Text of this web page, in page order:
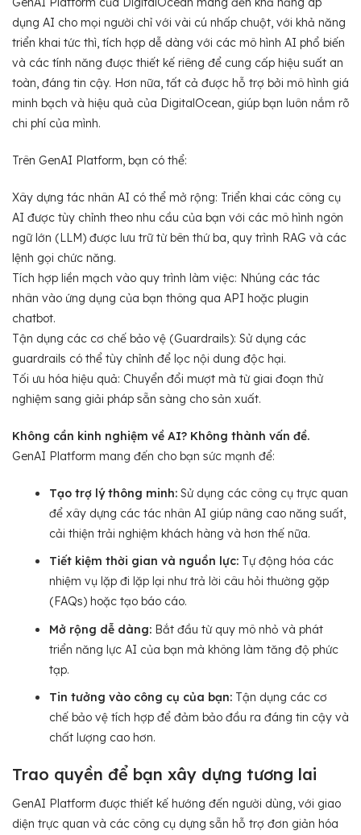
dụng AI cho mọi người chỉ với vài cú nhấp chuột, với khả năng
triển khai tức thì, tích hợp dễ dàng với các mô hình AI phổ biến
và các tính năng được thiết kế riêng để cung cấp hiệu suất an
toàn, đáng tin cậy. Hơn nữa, tất cả được hỗ trợ bởi mô hình giá
minh bạch và hiệu quả của DigitalOcean, giúp bạn luôn nắm rõ
chi phí của mình.
Trên GenAI Platform, bạn có thể:
Xây dựng tác nhân AI có thể mở rộng: Triển khai các công cụ
AI được tùy chỉnh theo nhu cầu của bạn với các mô hình ngôn
ngữ lớn (LLM) được lưu trữ từ bên thứ ba, quy trình RAG và các
lệnh gọi chức năng.
Tích hợp liền mạch vào quy trình làm việc: Nhúng các tác
nhân vào ứng dụng của bạn thông qua API hoặc plugin
chatbot.
Tận dụng các cơ chế bảo vệ (Guardrails): Sử dụng các
guardrails có thể tùy chỉnh để lọc nội dung độc hại.
Tối ưu hóa hiệu quả: Chuyển đổi mượt mà từ giai đoạn thử
nghiệm sang giải pháp sẵn sàng cho sản xuất.
Không cần kinh nghiệm về AI? Không thành vấn đề.
GenAI Platform mang đến cho bạn sức mạnh để:
Tạo trợ lý thông minh:Sử dụng các công cụ trực quan
để xây dựng các tác nhân AI giúp nâng cao năng suất,
cải thiện trải nghiệm khách hàng và hơn thế nữa.
Tiết kiệm thời gian và nguồn lực:Tự động hóa các
nhiệm vụ lặp đi lặp lại như trả lời câu hỏi thường gặp
(FAQs) hoặc tạo báo cáo.
Mở rộng dễ dàng:Bắt đầu từ quy mô nhỏ và phát
triển năng lực AI của bạn mà không làm tăng độ phức
tạp.
Tin tưởng vào công cụ của bạn:Tận dụng các cơ
chế bảo vệ tích hợp để đảm bảo đầu ra đáng tin cậy và
chất lượng cao hơn.
Trao quyền để bạn xây dựng tương lai
GenAI Platform được thiết kế hướng đến người dùng, với giao
diện trực quan và các công cụ dựng sẵn hỗ trợ đơn giản hóa